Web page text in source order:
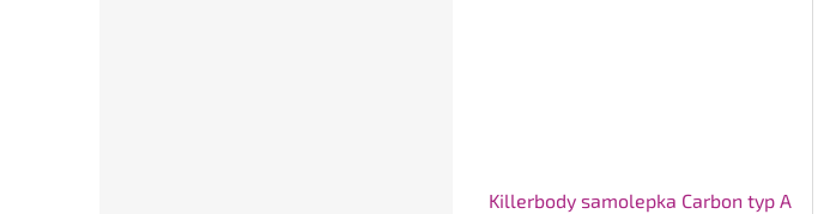
Killerbody samolepka Carbon typ A